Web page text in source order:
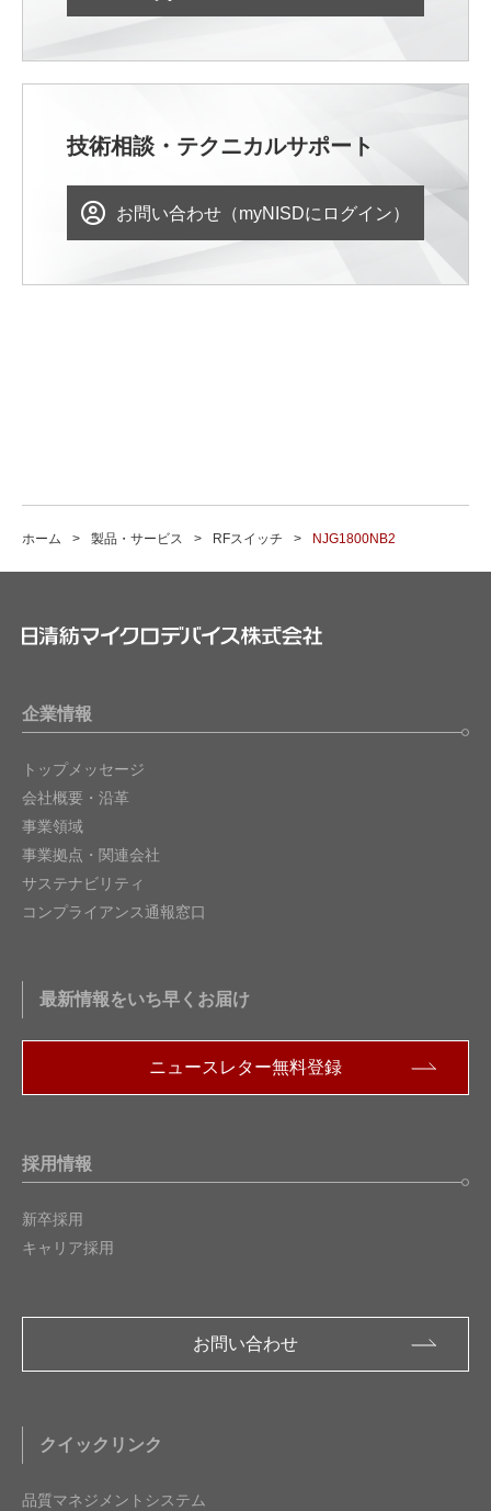
技術相談・テクニカルサポート
お問い合わせ（myNISDにログイン）
ホーム 製品・サービス RFスイッチ NJG1800NB2
企業情報
トップメッセージ
会社概要・沿革
事業領域
事業拠点・関連会社
サステナビリティ
コンプライアンス通報窓口
最新情報をいち早くお届け
ニュースレター無料登録
採用情報
新卒採用
キャリア採用
お問い合わせ
クイックリンク
品質マネジメントシステム